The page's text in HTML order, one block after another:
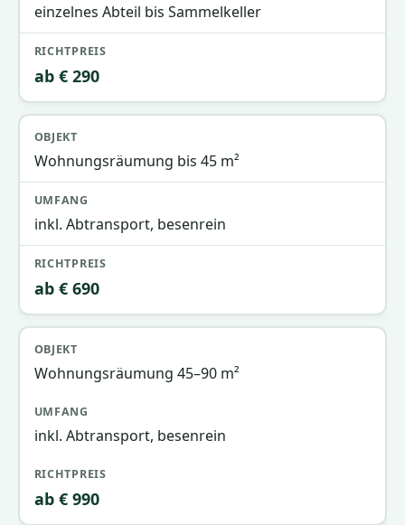
einzelnes Abteil bis Sammelkeller
ab € 290
Wohnungsräumung bis 45 m²
inkl. Abtransport, besenrein
ab € 690
Wohnungsräumung 45–90 m²
inkl. Abtransport, besenrein
ab € 990